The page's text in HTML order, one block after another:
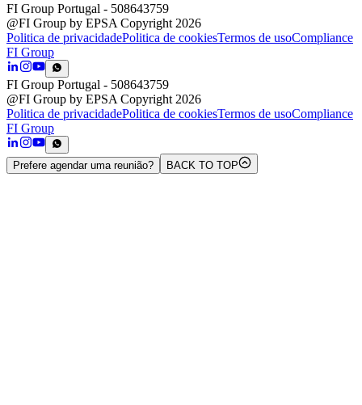
FI Group Portugal - 508643759
@FI Group by EPSA Copyright 2026
Politica de privacidadePolitica de cookiesTermos de usoCompliance
FI Group
FI Group Portugal - 508643759
@FI Group by EPSA Copyright 2026
Politica de privacidadePolitica de cookiesTermos de usoCompliance
FI Group
Prefere agendar uma reunião? BACK TO TOP